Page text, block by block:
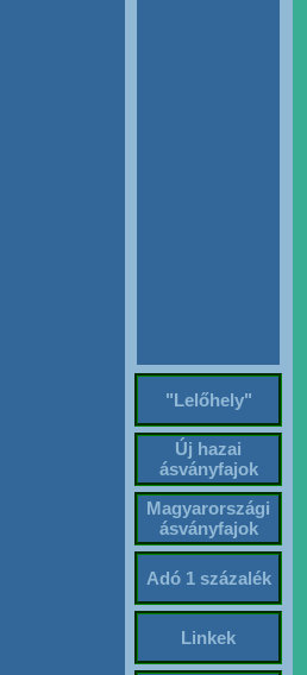
"Lelőhely"
Új hazai
ásványfajok
Magyarországi
ásványfajok
Adó 1 százalék
Linkek